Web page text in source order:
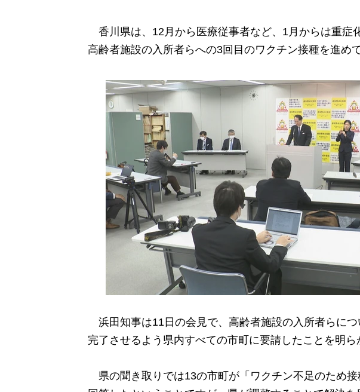
香川県は、12月から医療従事者など、1月からは重症
高齢者施設の入所者らへの3回目のワクチン接種を進め
浜田知事は11日の会見で、高齢者施設の入所者らに
完了させるよう県内すべての市町に要請したことを明ら
県の聞き取りでは13の市町が「ワクチン不足のため接